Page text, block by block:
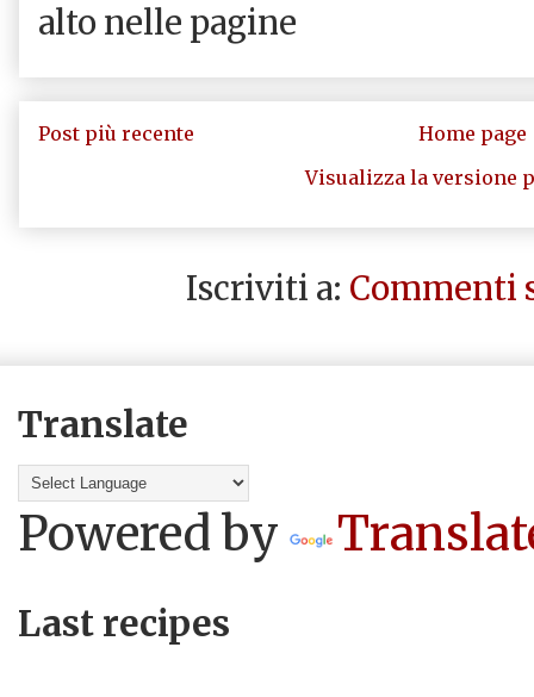
alto nelle pagine
Post più recente
Home page
Visualizza la versione
Iscriviti a: Commenti
Translate
Powered by
Last recipes